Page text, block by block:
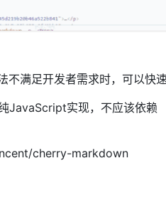
满足开发者需求时，可以快
JavaScript实现，不应该依
cherry-markdown